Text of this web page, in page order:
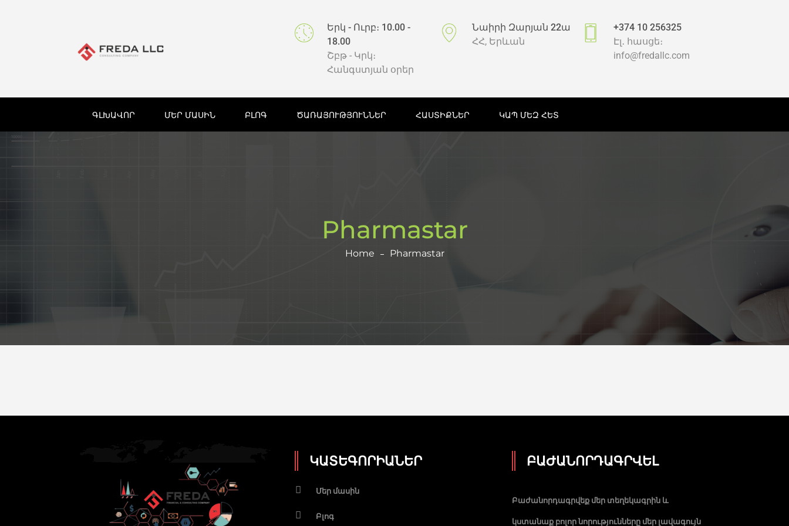
Երկ - Ուրբ։ 10.00 -
18.00
Շբթ - Կրկ։
Հանգստյան օրեր
Նաիրի Զարյան 22ա
ՀՀ, Երևան
+374 10 256325
Էլ․ հասցե։
info@fredallc.com
ԳԼԽԱՎՈՐ ՄԵՐ ՄԱՍԻՆ ԲԼՈԳ ԾԱՌԱՅՈՒԹՅՈՒՆՆԵՐ ՀԱՍՏԻՔՆԵՐ ԿԱՊ ՄԵԶ ՀԵՏ
Pharmastar
Home Pharmastar
ԿԱՏԵԳՈՐԻԱՆԵՐ
Մեր մասին
Բլոգ
ԲԱԺԱՆՈՐԴԱԳՐՎԵԼ
Բաժանորդագրվեք մեր տեղեկագրին և
կստանաք բոլոր նորությունները մեր լավագույն